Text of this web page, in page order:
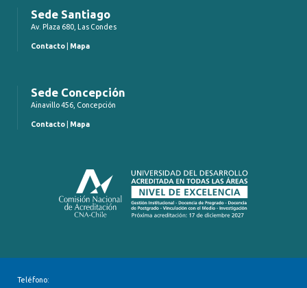
Sede Santiago
Av. Plaza 680, Las Condes
Contacto Mapa
Sede Concepción
Ainavillo 456, Concepción
Contacto Mapa
Teléfono: